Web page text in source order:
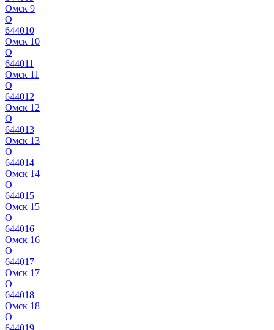
Омск 9
О
644010
Омск 10
О
644011
Омск 11
О
644012
Омск 12
О
644013
Омск 13
О
644014
Омск 14
О
644015
Омск 15
О
644016
Омск 16
О
644017
Омск 17
О
644018
Омск 18
О
644019